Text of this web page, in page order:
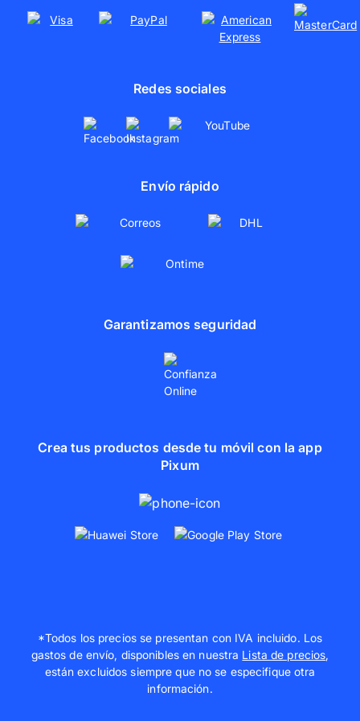
Redes sociales
Envío rápido
Garantizamos seguridad
Crea tus productos desde tu móvil con la app
Pixum
*Todos los precios se presentan con IVA incluido. Los
gastos de envío, disponibles en nuestra Lista de precios,
están excluidos siempre que no se especifique otra
información.